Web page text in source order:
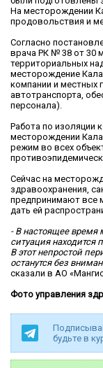
На месторождении
продовольствия и
Согласно
врача РК № 38 от 30
территориальных
месторождение
компании и местных
автотранспорта,
персонала).
Работа по изоляции
месторождении
режим во всех
Сейчас на
здравоохранения,
предпринимают все
дать ей
- В настоящее время
ситуация
В этот непростой
останутся без
сказали в АО
Фото управления
будьте в